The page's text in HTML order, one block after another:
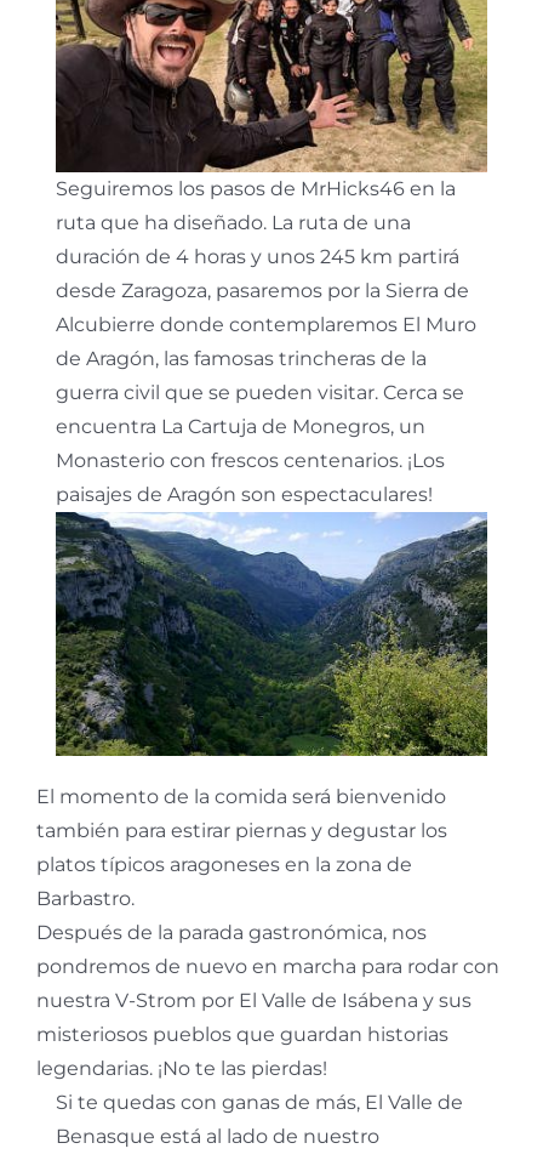
Seguiremos los pasos de MrHicks46 en la
ruta que ha diseñado. La ruta de una
duración de 4 horas y unos 245 km partirá
desde Zaragoza, pasaremos por la Sierra de
Alcubierre donde contemplaremos El Muro
de Aragón, las famosas trincheras de la
guerra civil que se pueden visitar. Cerca se
encuentra La Cartuja de Monegros, un
Monasterio con frescos centenarios. ¡Los
paisajes de Aragón son espectaculares!
El momento de la comida será bienvenido
también para estirar piernas y degustar los
platos típicos aragoneses en la zona de
Barbastro.
Después de la parada gastronómica, nos
pondremos de nuevo en marcha para rodar con
nuestra V-Strom por El Valle de Isábena y sus
misteriosos pueblos que guardan historias
legendarias. ¡No te las pierdas!
Si te quedas con ganas de más, El Valle de
Benasque está al lado de nuestro